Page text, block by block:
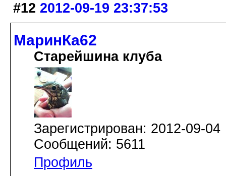
#12 2012-09-19 23:37:53
МаринКа62
Старейшина клуба
Зарегистрирован: 2012-09-04
Сообщений: 5611
Профиль